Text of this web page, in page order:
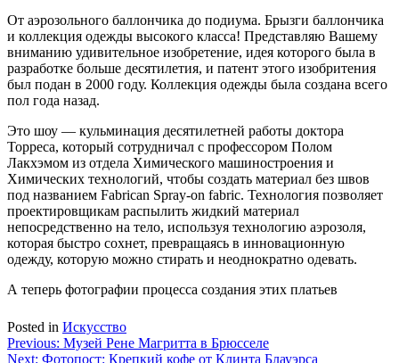
От аэрозольного баллончика до подиума. Брызги баллончика
и коллекция одежды высокого класса! Представляю Вашему
вниманию удивительное изобретение, идея которого была в
разработке больше десятилетия, и патент этого изобритения
был подан в 2000 году. Коллекция одежды была создана всего
пол года назад.
Это шоу — кульминация десятилетней работы доктора
Торреса, который сотрудничал с профессором Полом
Лакхэмом из отдела Химического машиностроения и
Химических технологий, чтобы создать материал без швов
под названием Fabrican Spray-on fabric. Технология позволяет
проектировщикам распылить жидкий материал
непосредственно на тело, используя технологию аэрозоля,
которая быстро сохнет, превращаясь в инновационную
одежду, которую можно стирать и неоднократно одевать.
А теперь фотографии процесса создания этих платьев
Posted in Искусство
Навигация
Previous: Музей Рене Магритта в Брюсселе
Next: Фотопост: Крепкий кофе от Клинта Блауэрса